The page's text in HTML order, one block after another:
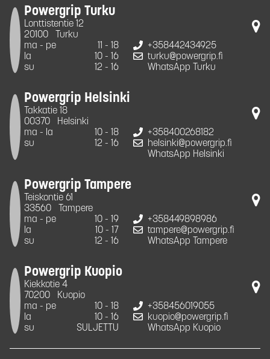
Powergrip Turku
Lonttistentie 12
20100
Turku
ma - pe
11 - 18
la
10 - 16
su
12 - 16
+358442434925
turku@powergrip.fi
WhatsApp Turku
Powergrip Helsinki
Takkatie 18
00370
Helsinki
ma - la
10 - 18
su
12 - 16
+358400268182
helsinki@powergrip.fi
WhatsApp Helsinki
Powergrip Tampere
Teiskontie 61
33560
Tampere
ma - pe
10 - 19
la
10 - 17
su
12 - 16
+358449898986
tampere@powergrip.fi
WhatsApp Tampere
Powergrip Kuopio
Kiekkotie 4
70200
Kuopio
ma - pe
10 - 18
la
10 - 16
su
SULJETTU
+358456019055
kuopio@powergrip.fi
WhatsApp Kuopio